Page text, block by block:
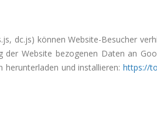
dc.js) können Website-Besucher
Website bezogenen Daten an
und installieren: https://